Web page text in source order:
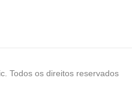
Todos os direitos reservados